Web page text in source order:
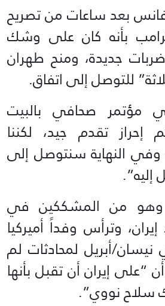
بعد ساعات من تصريح
بأنه كان على وشك
جديدة، ومنح طهران
للتوصل إلى اتفاق.
مؤتمر صحافي بالبيت
إحراز تقدم جيد، لكننا
النهاية سنتوصل إلى
إليه”.
من المشككين في
وترأس وفداً أميركيا
أبريل لمحادثات لم
“على إيران أن تقبل بأنها
سلاح نووي”.